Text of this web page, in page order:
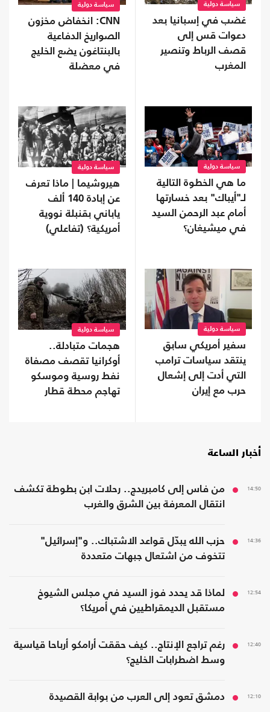
سياسة دولية
غضب في إسبانيا بعد
دعوات قس إلى
قصف الرباط وتنصير
المغرب
سياسة دولية
CNN: انخفاض مخزون
الصواريخ الدفاعية
بالبنتاغون يضع الخليج
في معضلة
سياسة دولية
ما هي الخطوة التالية
لـ"أيباك" بعد خسارتها
أمام عبد الرحمن السيد
في ميشيغان؟
سياسة دولية
هيروشيما | ماذا تعرف
عن إبادة 140 ألف
ياباني بقنبلة نووية
أمريكية؟ (تفاعلي)
سياسة دولية
سفير أمريكي سابق
ينتقد سياسات ترامب
التي أدت إلى إشعال
حرب مع إيران
سياسة دولية
هجمات متبادلة..
أوكرانيا تقصف مصفاة
نفط روسية وموسكو
تهاجم محطة قطار
أخبار الساعة
14:50
من فاس إلى كامبريدج.. رحلات ابن بطوطة تكشف
انتقال المعرفة بين الشرق والغرب
14:36
حزب الله يبدّل قواعد الاشتباك.. و"إسرائيل"
تتخوف من اشتعال جبهات متعددة
12:54
لماذا قد يحدد فوز السيد في مجلس الشيوخ
مستقبل الديمقراطيين في أمريكا؟
12:40
رغم تراجع الإنتاج.. كيف حققت أرامكو أرباحا قياسية
وسط اضطرابات الخليج؟
12:10 دمشق تعود إلى العرب من بوابة القصيدة